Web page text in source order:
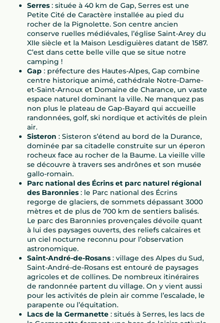
Serres : située à 40 km de Gap, Serres est une
Petite Cité de Caractère installée au pied du
rocher de la Pignolette. Son centre ancien
conserve ruelles médiévales, l’église Saint-Arey du
XIIe siècle et la Maison Lesdiguières datant de 1587.
C’est dans cette belle ville que se situe notre
camping !
Gap : préfecture des Hautes-Alpes, Gap combine
centre historique animé, cathédrale Notre-Dame-
et-Saint-Arnoux et Domaine de Charance, un vaste
espace naturel dominant la ville. Ne manquez pas
non plus le plateau de Gap-Bayard qui accueille
randonnées, golf, ski nordique et activités de plein
air.
Sisteron : Sisteron s’étend au bord de la Durance,
dominée par sa citadelle construite sur un éperon
rocheux face au rocher de la Baume. La vieille ville
se découvre à travers ses andrônes et son musée
gallo-romain.
Parc national des Écrins et parc naturel régional
des Baronnies : le Parc national des Écrins
regorge de glaciers, de sommets dépassant 3000
mètres et de plus de 700 km de sentiers balisés.
Le parc des Baronnies provençales dévoile quant
à lui des paysages ouverts, des reliefs calcaires et
un ciel nocturne reconnu pour l’observation
astronomique.
Saint-André-de-Rosans : village des Alpes du Sud,
Saint-André-de-Rosans est entouré de paysages
agricoles et de collines. De nombreux itinéraires
de randonnée partent du village. On y vient aussi
pour les activités de plein air comme l’escalade, le
parapente ou l’équitation.
Lacs de la Germanette : situés à Serres, les lacs de